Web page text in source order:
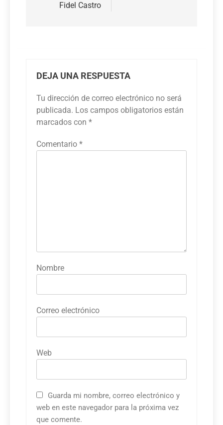
Fidel Castro
DEJA UNA RESPUESTA
Tu dirección de correo electrónico no será
publicada. Los campos obligatorios están
marcados con *
Comentario *
Nombre
Correo electrónico
Web
Guarda mi nombre, correo electrónico y
web en este navegador para la próxima vez
que comente.